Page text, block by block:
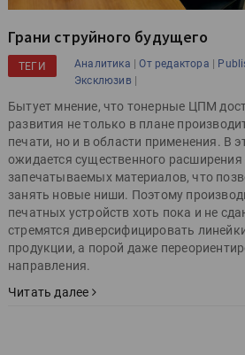
Грани струйного будущего
ТЕГИ Аналитика |От редактора |
Эксклюзив |
Бытует мнение, что тонерные ЦПМ
развития не только в плане
печати, но и в области применения. В
ожидается существенного расширения
запечатываемых материалов, что
занять новые ниши. Поэтому
печатных устройств хоть пока и не
стремятся диверсифицировать
продукции, а порой даже
направления.
Читать далее